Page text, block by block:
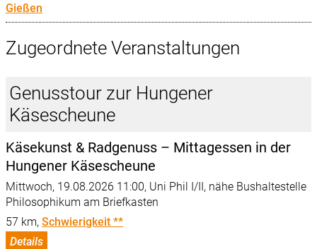
Gießen
Zugeordnete Veranstaltungen
Genusstour zur Hungener
Käsescheune
Käsekunst & Radgenuss – Mittagessen in der
Hungener Käsescheune
Mittwoch, 19.08.2026 11:00, Uni Phil I/II, nähe Bushaltestelle
Philosophikum am Briefkasten
57 km, Schwierigkeit **
Details